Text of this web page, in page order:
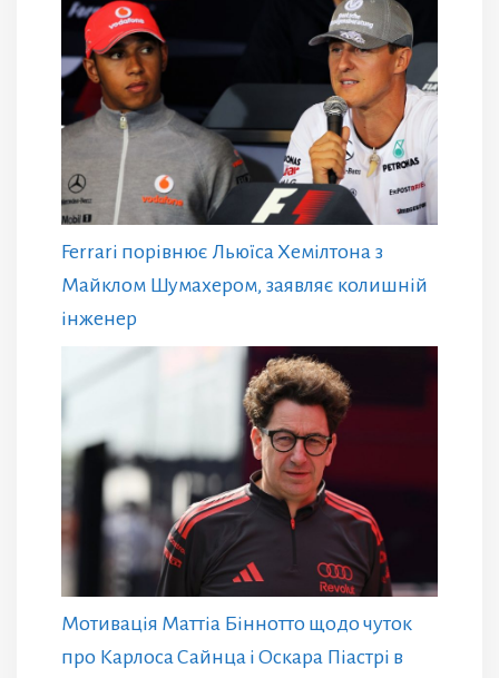
Ferrari порівнює Льюїса Хемілтона з
Майклом Шумахером, заявляє колишній
інженер
Мотивація Маттіа Біннотто щодо чуток
про Карлоса Сайнца і Оскара Піастрі в